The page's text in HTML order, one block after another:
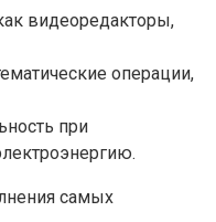
видеоредакторы,
операции,
при
самых